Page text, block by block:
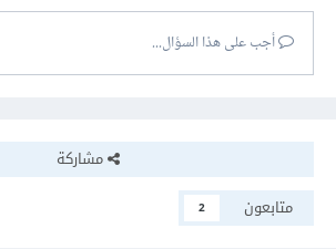
أجب على هذا السؤال...
مشاركة
متابعون
2